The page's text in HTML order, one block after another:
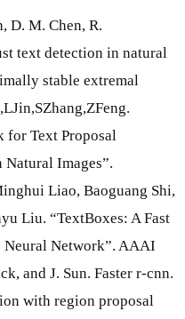
D. M. Chen, R.
text detection in natural
stable extremal
for Text Proposal
Images”.
Liao, Baoguang Shi,
Liu. “TextBoxes: A Fast
Neural Network”. AAAI
and J. Sun. Faster r-cnn.
with region proposal